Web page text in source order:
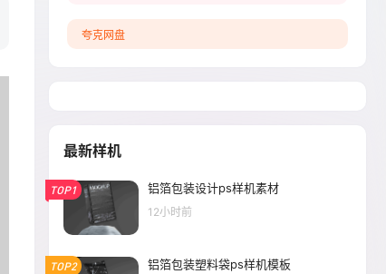
夸克网盘
最新样机
TOP1 铝箔包装设计ps样机素材
12小时前
TOP2 铝箔包装塑料袋ps样机模板